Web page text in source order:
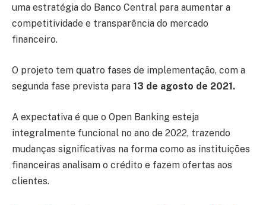
uma estratégia do Banco Central para aumentar a
competitividade e transparência do mercado
financeiro.
O projeto tem quatro fases de implementação, com a
segunda fase prevista para 13 de agosto de 2021.
A expectativa é que o Open Banking esteja
integralmente funcional no ano de 2022, trazendo
mudanças significativas na forma como as instituições
financeiras analisam o crédito e fazem ofertas aos
clientes.